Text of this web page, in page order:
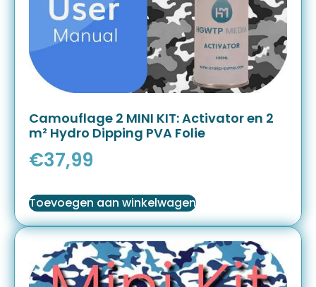
Camouflage 2 MINI KIT: Activator en 2
m² Hydro Dipping PVA Folie
€37,99
Toevoegen aan winkelwagen